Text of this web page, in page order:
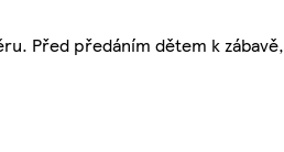
Před předáním dětem k zábavě,